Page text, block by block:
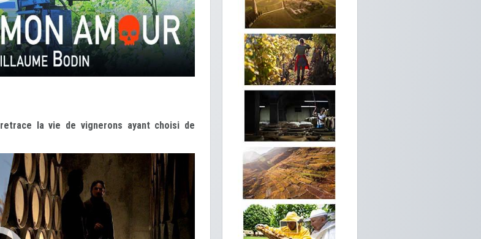
retrace la vie de vignerons ayant choisi de